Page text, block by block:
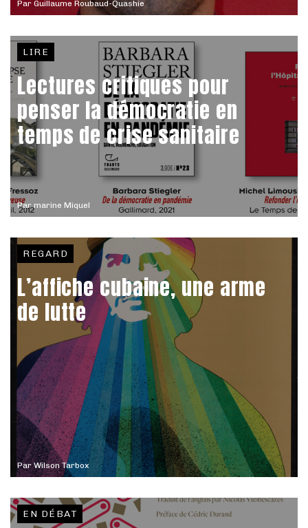
Par Guillaume Roubaud-Quashie
Parmarine Miquel
LIRE
Lectures critiques pour
penser la démocratie en
temps de crise sanitaire
ParWilson Tarbox
REGARD
L’affiche cubaine, une arme
de lutte
EN DÉBAT